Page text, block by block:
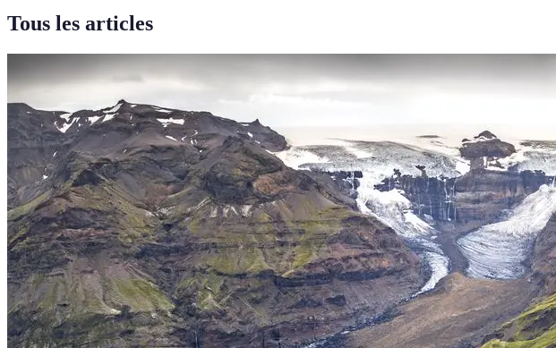
Tous les articles